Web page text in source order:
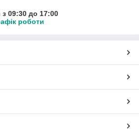
09:30 до 17:00
роботи